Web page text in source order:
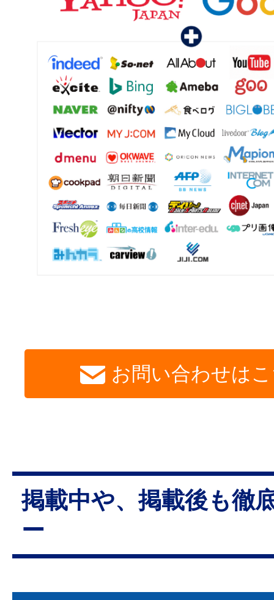
お問い合わせは
掲載中や、掲載後も徹
ー